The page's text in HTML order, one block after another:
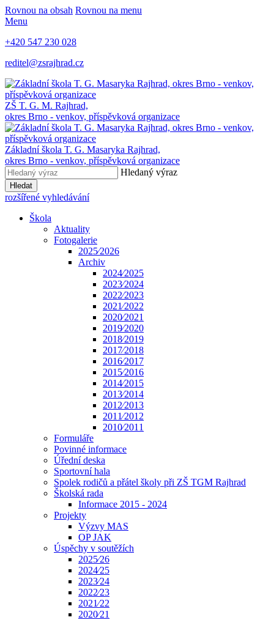
Rovnou na obsah Rovnou na menu
Menu
+420 547 230 028
reditel@zsrajhrad.cz
ZŠ T. G. M. Rajhrad,
okres Brno - venkov, příspěvková organizace
Základní škola T. G. Masaryka Rajhrad,
okres Brno - venkov, příspěvková organizace
Hledaný výraz
Hledat
rozšířené vyhledávání
Škola
Aktuality
Fotogalerie
2025⁄2026
Archiv
2024⁄2025
2023⁄2024
2022⁄2023
2021⁄2022
2020⁄2021
2019⁄2020
2018⁄2019
2017⁄2018
2016⁄2017
2015⁄2016
2014⁄2015
2013⁄2014
2012⁄2013
2011⁄2012
2010⁄2011
Formuláře
Povinné informace
Úřední deska
Sportovní hala
Spolek rodičů a přátel školy při ZŠ TGM Rajhrad
Školská rada
Informace 2015 - 2024
Projekty
Výzvy MAS
OP JAK
Úspěchy v soutěžích
2025⁄26
2024⁄25
2023⁄24
2022⁄23
2021⁄22
2020⁄21